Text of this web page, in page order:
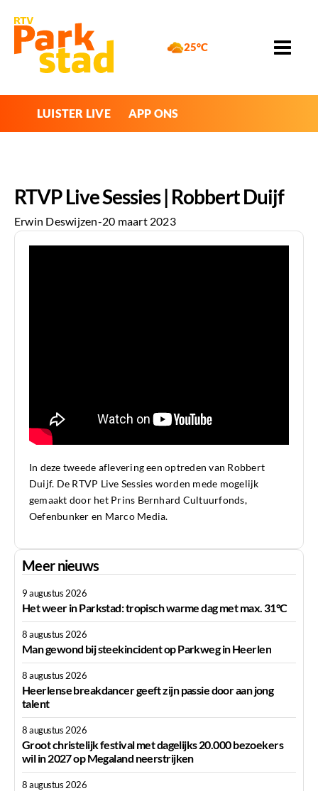
25°C
LUISTER LIVE APP ONS
RTVP Live Sessies | Robbert Duijf
Erwin Deswijzen-20 maart 2023
In deze tweede aflevering een optreden van Robbert
Duijf. De RTVP Live Sessies worden mede mogelijk
gemaakt door het Prins Bernhard Cultuurfonds,
Oefenbunker en Marco Media.
Meer nieuws
9 augustus 2026
Het weer in Parkstad: tropisch warme dag met max. 31°C
8 augustus 2026
Man gewond bij steekincident op Parkweg in Heerlen
8 augustus 2026
Heerlense breakdancer geeft zijn passie door aan jong
talent
8 augustus 2026
Groot christelijk festival met dagelijks 20.000 bezoekers
wil in 2027 op Megaland neerstrijken
8 augustus 2026